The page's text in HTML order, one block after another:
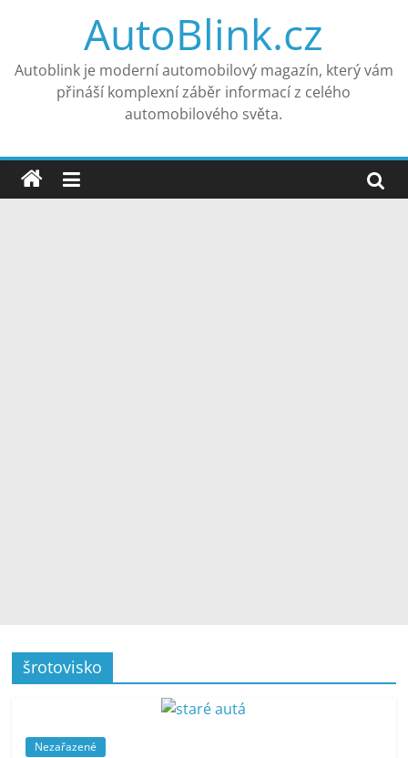
AutoBlink.cz
Autoblink je moderní automobilový magazín, který vám
přináší komplexní záběr informací z celého
automobilového světa.
šrotovisko
Nezařazené